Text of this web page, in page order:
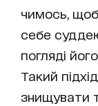
чимось,
себе
погляді
Такий
знищувати